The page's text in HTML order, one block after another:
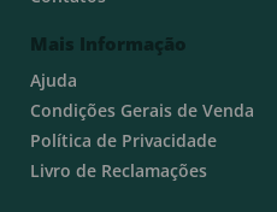
Mais Informação
Ajuda
Condições Gerais de Venda
Política de Privacidade
Livro de Reclamações